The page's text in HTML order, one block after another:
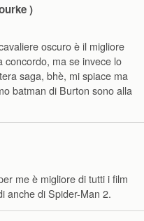
)
oscuro è il migliore
concordo, ma se invece lo
saga, bhè, mi spiace ma
batman di Burton sono alla
me è migliore di tutti i film
anche di Spider-Man 2.